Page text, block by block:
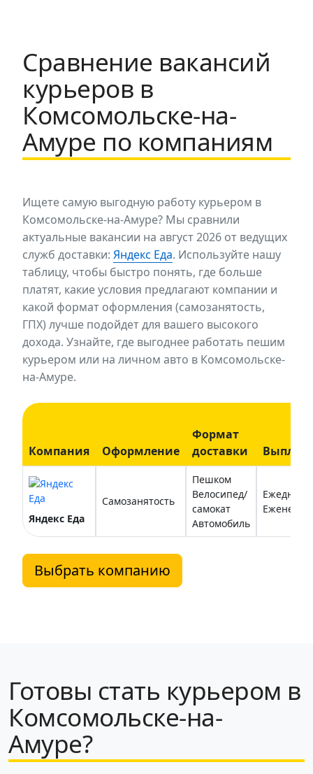
Сравнение вакансий
курьеров в
Комсомольске-на-
Амуре по компаниям
Ищете самую выгодную работу курьером в
Комсомольске-на-Амуре? Мы сравнили
актуальные вакансии на август 2026 от ведущих
служб доставки: Яндекс Еда. Используйте нашу
таблицу, чтобы быстро понять, где больше
платят, какие условия предлагают компании и
какой формат оформления (самозанятость,
ГПХ) лучше подойдет для вашего высокого
дохода. Узнайте, где выгоднее работать пешим
курьером или на личном авто в Комсомольске-
на-Амуре.
Компания Оформление
Формат
доставки
Яндекс Еда
Самозанятость
Пешком
Велосипед/
самокат
Автомобиль
Выбрать компанию
Готовы стать курьером в
Комсомольске-на-
Амуре?